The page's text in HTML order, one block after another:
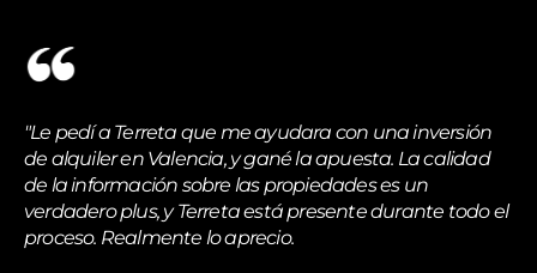
"Le pedí a Terreta que me ayudara con una inversión
de alquiler en Valencia, y gané la apuesta. La calidad
de la información sobre las propiedades es un
verdadero plus, y Terreta está presente durante todo el
proceso. Realmente lo aprecio.